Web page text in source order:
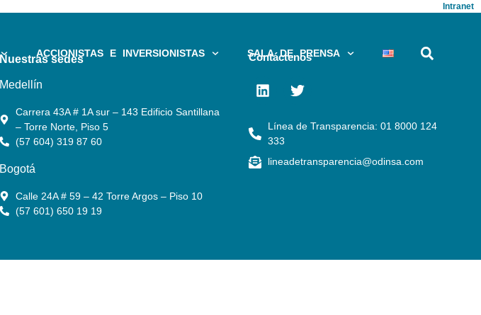
Intranet
ACCIONISTAS E INVERSIONISTAS SALA DE PRENSA
Nuestras sedes
Medellín
Carrera 43A # 1A sur – 143 Edificio Santillana
– Torre Norte, Piso 5
(57 604) 319 87 60
Bogotá
Calle 24A # 59 – 42 Torre Argos – Piso 10
(57 601) 650 19 19
Contáctenos
Línea de Transparencia: 01 8000 124
333
lineadetransparencia@odinsa.com